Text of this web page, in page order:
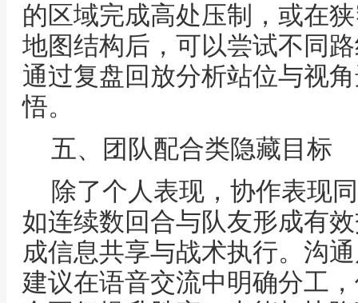
的区域完成高处压制，或在
地图结构后，可以尝试不同
通过复盘回放分析站位与视
悟。
五、团队配合类隐藏目标
除了个人表现，协作表现
如连续数回合与队友形成有
成信息共享与战术执行。沟
建议在语音交流中明确分工